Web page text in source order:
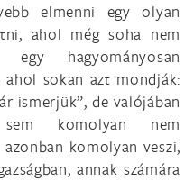
elmenni egy olyan
ahol még soha nem
hagyományosan
ahol sokan azt mondják:
ismerjük”, de valójában
komolyan nem
komolyan veszi,
annak számára